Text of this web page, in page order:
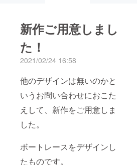
新作ご用意しまし
た！
2021/02/24 16:58
他のデザインは無いのかと
いうお問い合わせにおこた
えして、新作をご用意しま
した。
ボートレースをデザインし
たものです。